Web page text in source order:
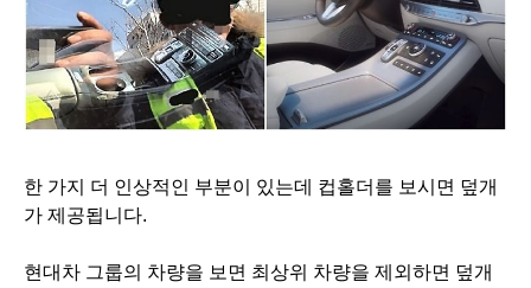
한 가지 더 인상적인 부분이 있는데 컵홀더를 보시면 덮개
가 제공됩니다.
현대차 그룹의 차량을 보면 최상위 차량을 제외하면 덮개